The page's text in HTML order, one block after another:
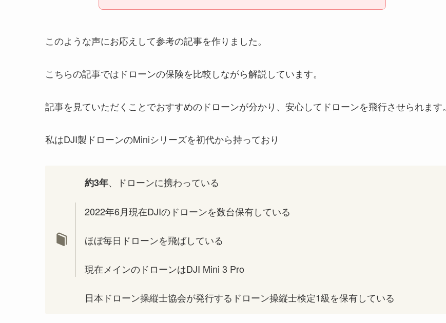
このような声にお応えして参考の記事を作りました。
こちらの記事ではドローンの保険を比較しながら解説しています。
記事を見ていただくことでおすすめのドローンが分かり、安心してドローンを飛行させられます。
私はDJI製ドローンのMiniシリーズを初代から持っており
約3年、ドローンに携わっている
2022年6月現在DJIのドローンを数台保有している
ほぼ毎日ドローンを飛ばしている
現在メインのドローンはDJI Mini 3 Pro
日本ドローン操縦士協会が発行するドローン操縦士検定1級を保有している